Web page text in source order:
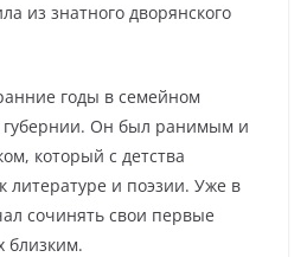
из знатного дворянского
годы в семейном
губернии. Он был ранимым и
который с детства
литературе и поэзии. Уже в
сочинять свои первые
близким.